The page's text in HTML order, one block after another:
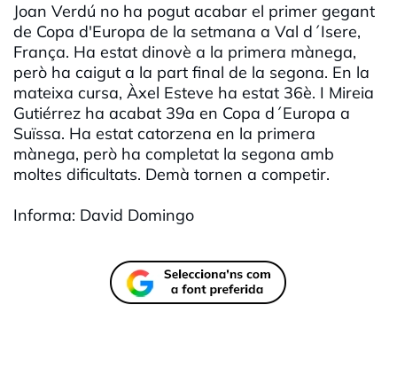
Joan Verdú no ha pogut acabar el primer gegant
de Copa d'Europa de la setmana a Val d´Isere,
França. Ha estat dinovè a la primera mànega,
però ha caigut a la part final de la segona. En la
mateixa cursa, Àxel Esteve ha estat 36è. I Mireia
Gutiérrez ha acabat 39a en Copa d´Europa a
Suïssa. Ha estat catorzena en la primera
mànega, però ha completat la segona amb
moltes dificultats. Demà tornen a competir.
Informa: David Domingo